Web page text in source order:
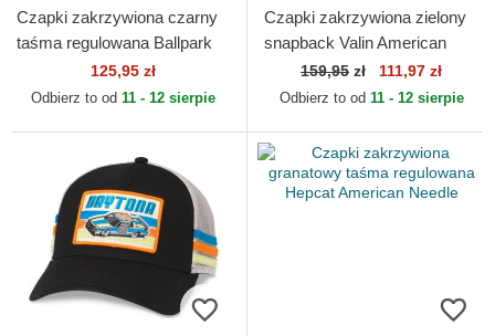
Czapki zakrzywiona czarny
taśma regulowana Ballpark
American Needle
125,95 zł
Odbierz to od 11 - 12 sierpie
Czapki zakrzywiona zielony
snapback Valin American
Needle159,95 zł 111,97 zł
Odbierz to od 11 - 12 sierpie